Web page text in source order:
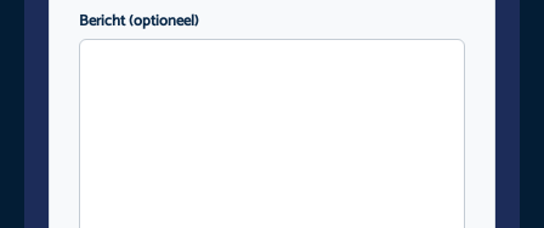
Bericht (optioneel)